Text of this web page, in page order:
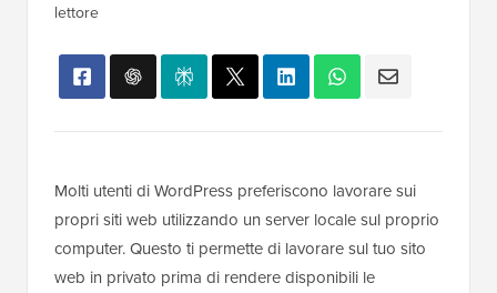
lettore
Molti utenti di WordPress preferiscono lavorare sui
propri siti web utilizzando un server locale sul proprio
computer. Questo ti permette di lavorare sul tuo sito
web in privato prima di rendere disponibili le